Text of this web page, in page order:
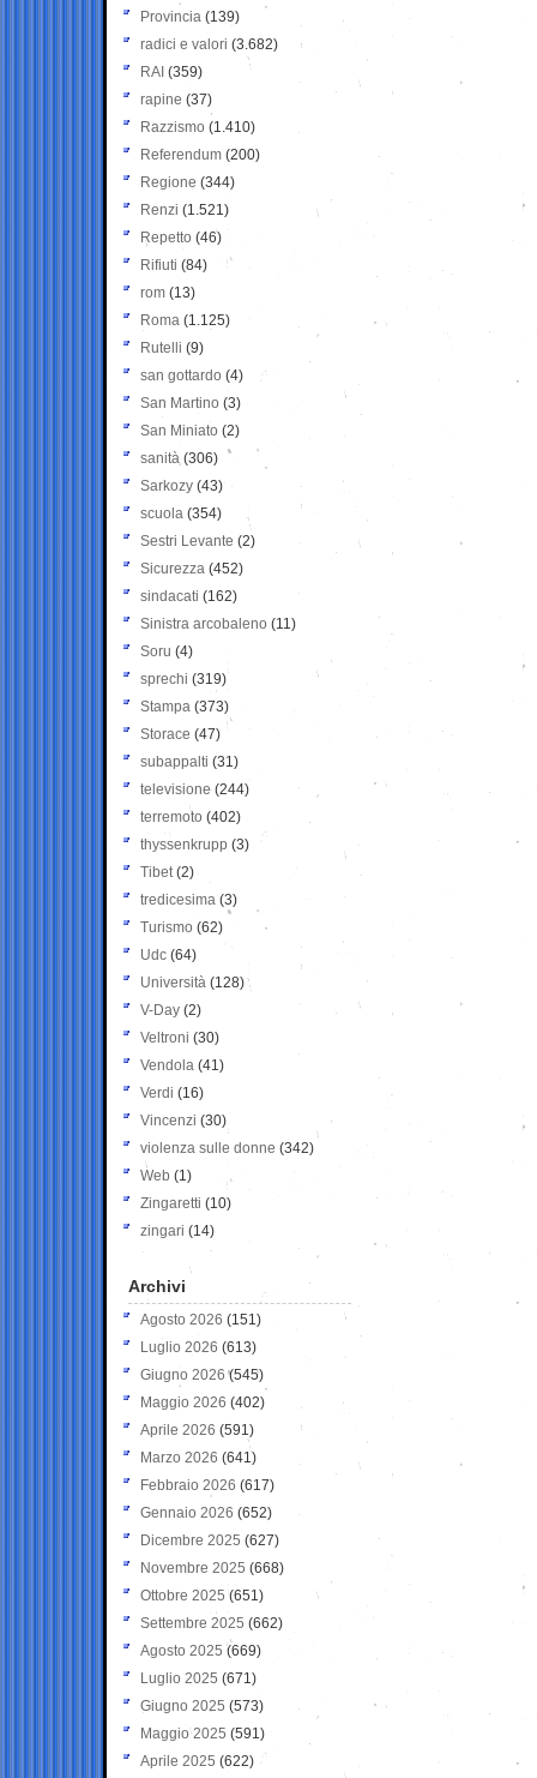
Provincia (139)
radici e valori (3.682)
RAI (359)
rapine (37)
Razzismo (1.410)
Referendum (200)
Regione (344)
Renzi (1.521)
Repetto (46)
Rifiuti (84)
rom (13)
Roma (1.125)
Rutelli (9)
san gottardo (4)
San Martino (3)
San Miniato (2)
sanità (306)
Sarkozy (43)
scuola (354)
Sestri Levante (2)
Sicurezza (452)
sindacati (162)
Sinistra arcobaleno (11)
Soru (4)
sprechi (319)
Stampa (373)
Storace (47)
subappalti (31)
televisione(244)
terremoto (402)
thyssenkrupp (3)
Tibet(2)
tredicesima (3)
Turismo (62)
Udc (64)
Università (128)
V-Day (2)
Veltroni (30)
Vendola (41)
Verdi (16)
Vincenzi (30)
violenza sulle donne (342)
Web (1)
Zingaretti (10)
zingari (14)
Archivi
Agosto 2026 (151)
Luglio 2026 (613)
Giugno 2026 (545)
Maggio 2026 (402)
Aprile 2026 (591)
Marzo 2026 (641)
Febbraio 2026 (617)
Gennaio 2026 (652)
Dicembre 2025 (627)
Novembre 2025 (668)
Ottobre 2025 (651)
Settembre 2025 (662)
Agosto 2025 (669)
Luglio 2025 (671)
Giugno 2025 (573)
Maggio 2025 (591)
Aprile 2025 (622)